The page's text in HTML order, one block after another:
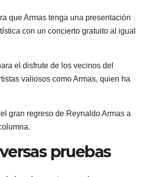
que Armas tenga una presentación
con un concierto gratuito al igual
el disfrute de los vecinos del
valiosos como Armas, quien ha
gran regreso de Reynaldo Armas a
pruebas